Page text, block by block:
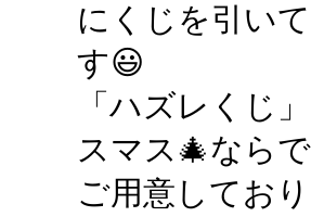
にくじを引い
す😃
「ハズレくじ
スマス🎄なら
ご用意してお